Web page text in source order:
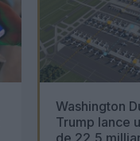
Washington
Trump lance
de 22,5